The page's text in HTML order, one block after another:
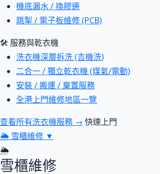
機底漏水 / 換膠邊
跳掣 / 電子板維修 (PCB)
🛠 服務與乾衣機
洗衣機深層拆洗 (吉機洗)
二合一 / 獨立乾衣機 (煤氣/電動)
安裝 / 搬運 / 棄置服務
全港上門維修地區一覽
查看所有洗衣機服務 → 快速上門
🌦 雪櫃維修 ▼
🌦
雪櫃維修